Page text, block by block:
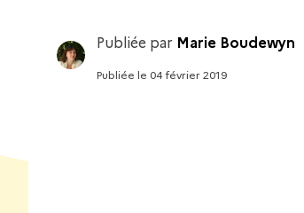
Publiée par Marie Boudewyn
Publiée le 04 février 2019